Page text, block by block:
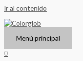
Ir al contenido
Menú principal
0